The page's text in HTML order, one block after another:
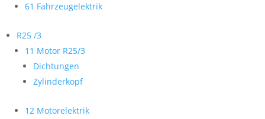
61 Fahrzeugelektrik
R25 /3
11 Motor R25/3
Dichtungen
Zylinderkopf
12 Motorelektrik